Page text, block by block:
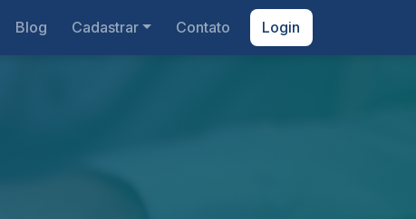
Blog Cadastrar Contato Login